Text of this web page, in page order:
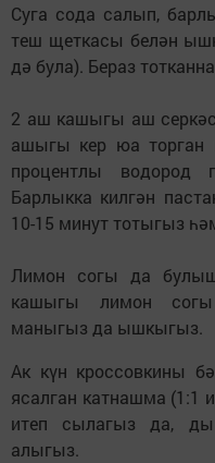
Суга сода салып,
теш щеткасы белән
дә була). Бераз
2 аш кашыгы аш
ашыгы кер юа
процентлы водород
Барлыкка килгән
10-15 минут тотыгыз
Лимон согы да
кашыгы лимон
маныгыз да ышкыгыз.
Ак күн кроссовкины
ясалган катнашма (1:1
итеп сылагыз да,
алыгыз.